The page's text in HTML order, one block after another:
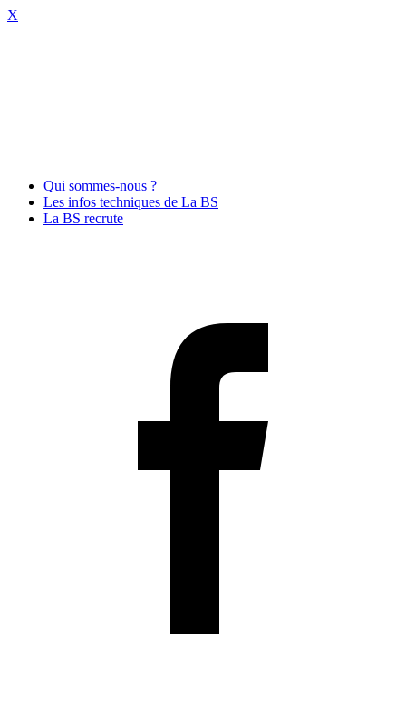
X
Qui sommes-nous ?
Les infos techniques de La BS
La BS recrute